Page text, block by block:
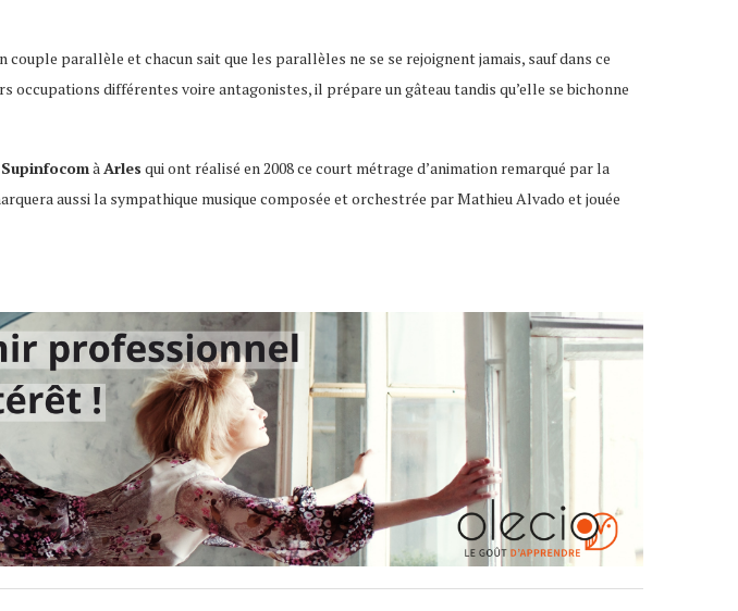
parallèle et chacun sait que les parallèles ne se se rejoignent jamais, sauf dans ce
occupations différentes voire antagonistes, il prépare un gâteau tandis qu’elle se bichonne
SupinfocomàArles qui ont réalisé en 2008 ce court métrage d’animation remarqué par la
aussi la sympathique musique composée et orchestrée par Mathieu Alvado et jouée